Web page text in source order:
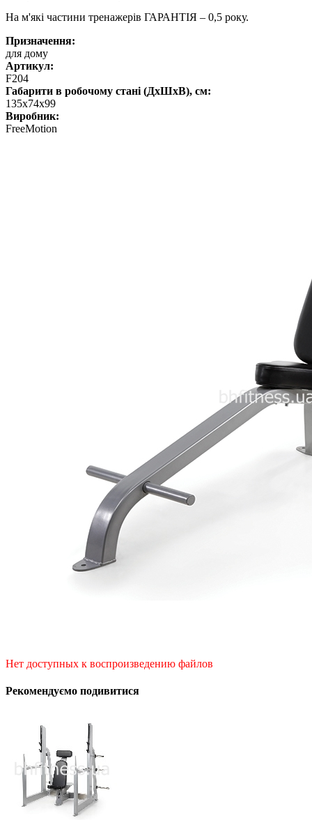
На м'які частини тренажерів ГАРАНТІЯ – 0,5 року.
Призначення:
для дому
Артикул:
F204
Габарити в робочому стані (ДхШхВ), см:
135х74х99
Виробник:
FreeMotion
Нет доступных к воспроизведению файлов
Рекомендуємо подивитися